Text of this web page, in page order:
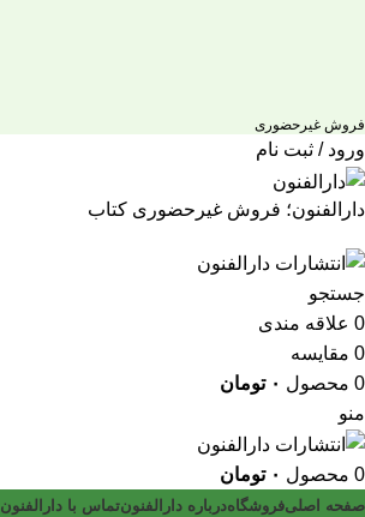
فروش غیرحضوری
ورود / ثبت نام
دارالفنون؛ فروش غیرحضوری کتاب
جستجو
0 علاقه مندی
0 مقایسه
0 محصول ۰ تومان
منو
0 محصول ۰ تومان
صفحه اصلیفروشگاهدرباره دارالفنونتماس با دارالفنون